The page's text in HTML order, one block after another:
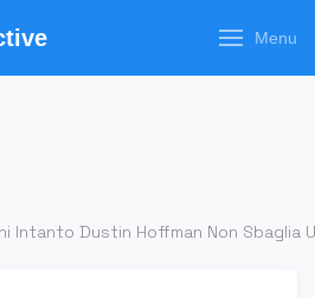
Menu
Intanto Dustin Hoffman Non Sbaglia